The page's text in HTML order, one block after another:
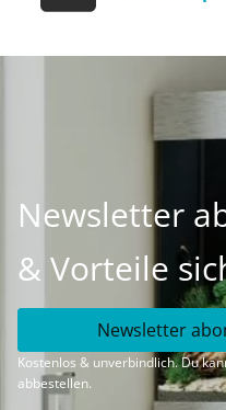
Newsletter
& Vorteile
Newsletter
Kostenlos & unverbindlich. Du
abbestellen.